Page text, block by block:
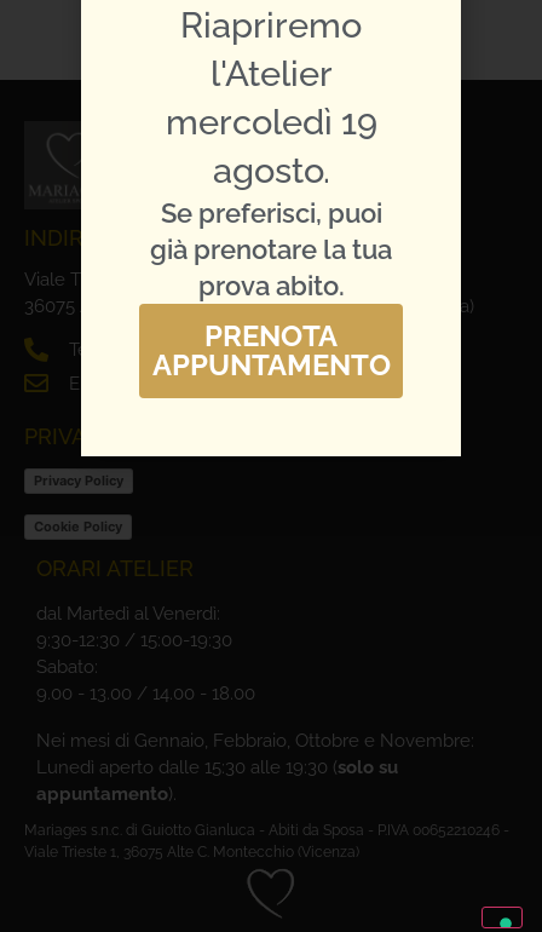
INDIRIZZO E CONTATTI
Viale Trieste, 1
36075 Alte Ceccato di Montecchio Maggiore (Vicenza)
Tel. 0444 698321
Email: info@mariages.it
PRIVACY POLICY
Privacy Policy
Cookie Policy
ORARI ATELIER
dal Martedì al Venerdì:
9:30-12:30 / 15:00-19:30
Sabato:
9.00 - 13.00 / 14.00 - 18.00
Nei mesi di Gennaio, Febbraio, Ottobre e Novembre:
Lunedì aperto dalle 15:30 alle 19:30 (solo su
appuntamento).
Mariages s.n.c. di Guiotto Gianluca - Abiti da Sposa - P.IVA 00652210246 -
Viale Trieste 1, 36075 Alte C. Montecchio (Vicenza)
Riapriremo
l'Atelier
mercoledì 19
agosto.
Se preferisci, puoi
già prenotare la tua
prova abito.
PRENOTA
APPUNTAMENTO